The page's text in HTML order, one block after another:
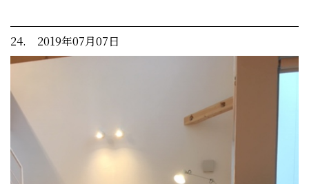
24. 2019年07月07日